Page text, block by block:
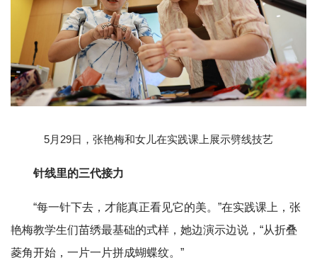
5月29日，张艳梅和女儿在实践课上展示劈线技艺
针线里的三代接力
“每一针下去，才能真正看见它的美。”在实践课上，张
艳梅教学生们苗绣最基础的式样，她边演示边说，“从折叠
菱角开始，一片一片拼成蝴蝶纹。”